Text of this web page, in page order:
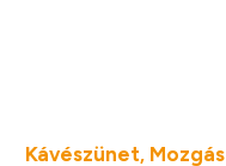
Kávészünet, Mozgás